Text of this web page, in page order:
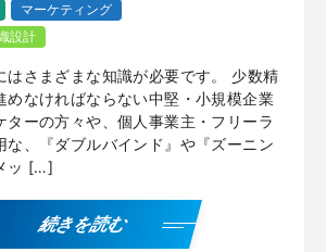
マーケティング
設計
はさまざまな知識が必要です。 少数精
めなければならない中堅・小規模企業
ターの方々や、個人事業主・フリーラ
な、『ダブルバインド』や『ズーニン
ッ […]
続きを読む